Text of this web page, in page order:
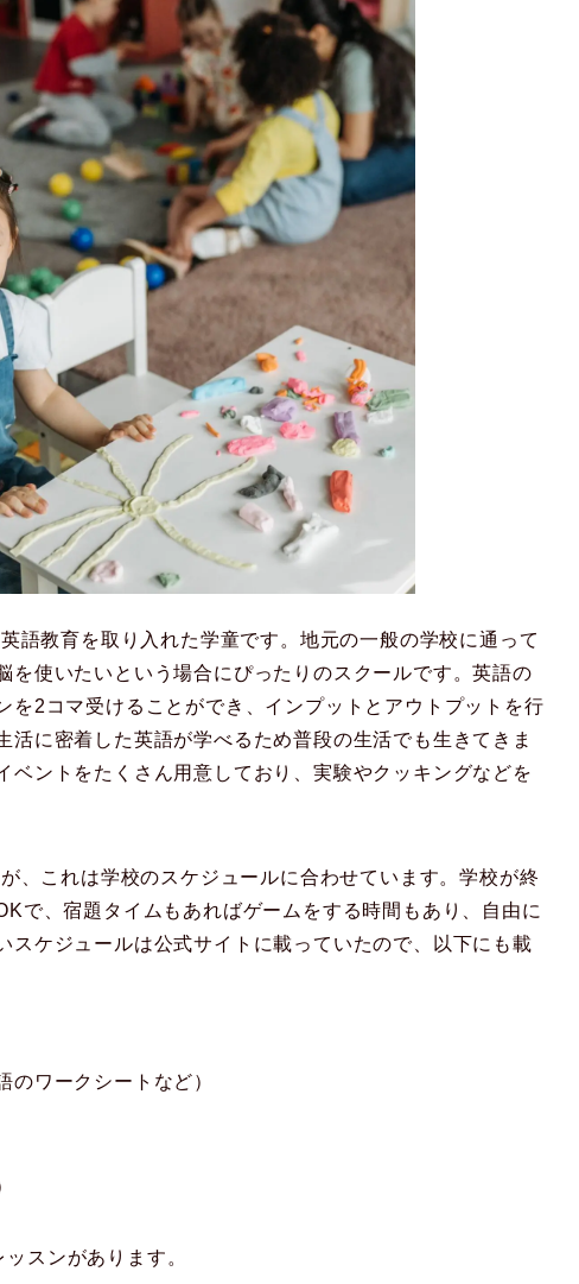
語教育を取り入れた学童です。地元の一般の学校に通って
を使いたいという場合にぴったりのスクールです。英語の
を2コマ受けることができ、インプットとアウトプットを行
活に密着した英語が学べるため普段の生活でも生きてきま
ベントをたくさん用意しており、実験やクッキングなどを
、これは学校のスケジュールに合わせています。学校が終
で、宿題タイムもあればゲームをする時間もあり、自由に
スケジュールは公式サイトに載っていたので、以下にも載
のワークシートなど）
スンがあります。